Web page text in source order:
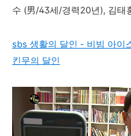
수 (男/43세/경력20년), 김태
sbs 생활의 달인 - 비빔 아이
킨무의 달인